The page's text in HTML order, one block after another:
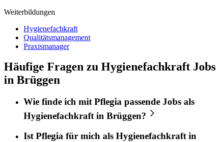
Weiterbildungen
Hygienefachkraft
Qualitätsmanagement
Praxismanager
Häufige Fragen zu Hygienefachkraft Jobs
in Brüggen
Wie finde ich mitPflegia passende Jobs als
Hygienefachkraftin Brüggen?
Ist Pflegia für mich als Hygienefachkraft in